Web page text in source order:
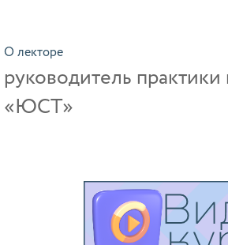
О лекторе
руководитель
«ЮСТ»